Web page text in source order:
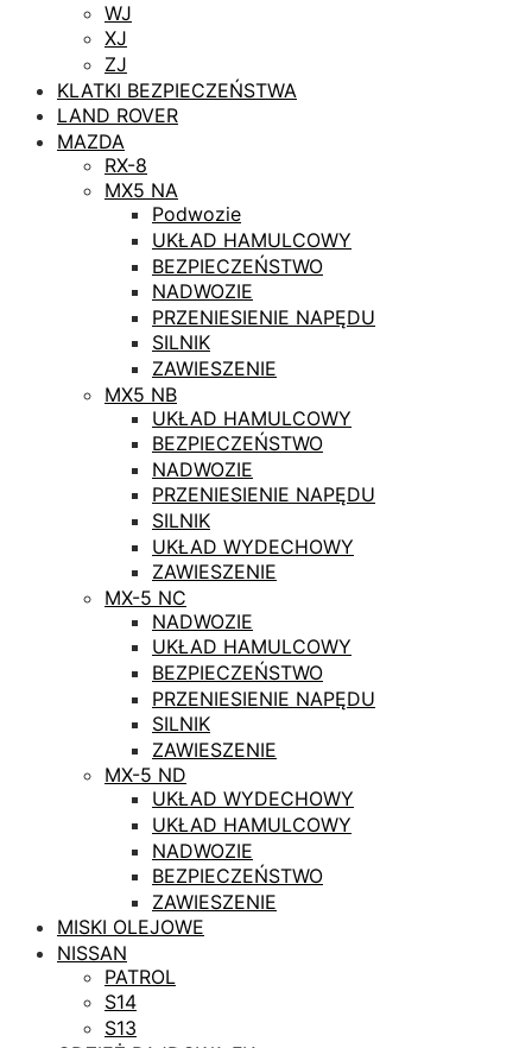
WJ
XJ
ZJ
KLATKI BEZPIECZEŃSTWA
LAND ROVER
MAZDA
RX-8
MX5 NA
Podwozie
UKŁAD HAMULCOWY
BEZPIECZEŃSTWO
NADWOZIE
PRZENIESIENIE NAPĘDU
SILNIK
ZAWIESZENIE
MX5 NB
UKŁAD HAMULCOWY
BEZPIECZEŃSTWO
NADWOZIE
PRZENIESIENIE NAPĘDU
SILNIK
UKŁAD WYDECHOWY
ZAWIESZENIE
MX-5 NC
NADWOZIE
UKŁAD HAMULCOWY
BEZPIECZEŃSTWO
PRZENIESIENIE NAPĘDU
SILNIK
ZAWIESZENIE
MX-5 ND
UKŁAD WYDECHOWY
UKŁAD HAMULCOWY
NADWOZIE
BEZPIECZEŃSTWO
ZAWIESZENIE
MISKI OLEJOWE
NISSAN
PATROL
S14
S13